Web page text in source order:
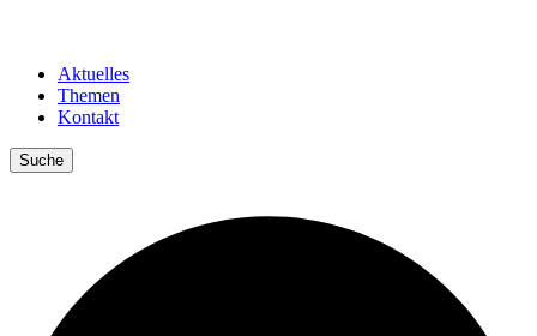
Aktuelles
Themen
Kontakt
Suche